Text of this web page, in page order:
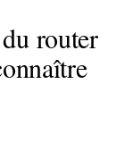
router